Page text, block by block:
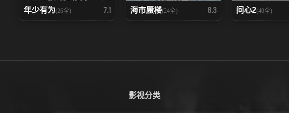
年少有为(26全) 7.1 海市蜃楼(24全) 8.3 问心2(40全)
影视分类